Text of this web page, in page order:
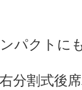
にもかか
後席バ